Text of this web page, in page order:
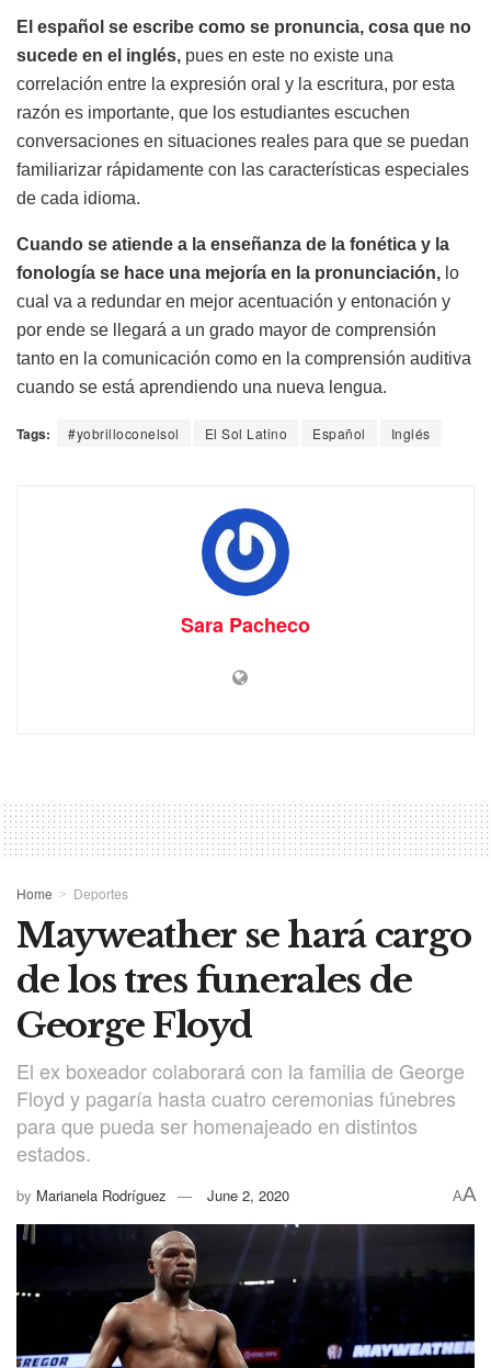
El español se escribe como se pronuncia, cosa que no
sucede en el inglés, pues en este no existe una
correlación entre la expresión oral y la escritura, por esta
razón es importante, que los estudiantes escuchen
conversaciones en situaciones reales para que se puedan
familiarizar rápidamente con las características especiales
de cada idioma.
Cuando se atiende a la enseñanza de la fonética y la
fonología se hace una mejoría en la pronunciación, lo
cual va a redundar en mejor acentuación y entonación y
por ende se llegará a un grado mayor de comprensión
tanto en la comunicación como en la comprensión auditiva
cuando se está aprendiendo una nueva lengua.
Tags: #yobrilloconelsol El Sol Latino Español Inglés
Sara Pacheco
Home Deportes
Mayweather se hará cargo
de los tres funerales de
George Floyd
El ex boxeador colaborará con la familia de George
Floyd y pagaría hasta cuatro ceremonias fúnebres
para que pueda ser homenajeado en distintos
estados.
by Marianela Rodríguez June 2, 2020 AA